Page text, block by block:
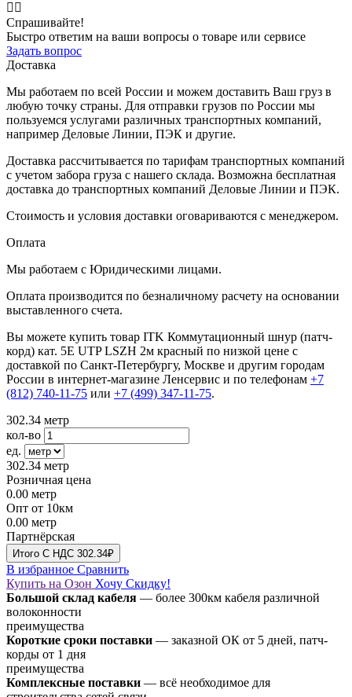
🙋‍♂️
Спрашивайте!
Быстро ответим на ваши вопросы о товаре или сервисе
Задать вопрос
Доставка
Мы работаем по всей России и можем доставить Ваш груз в
любую точку страны. Для отправки грузов по России мы
пользуемся услугами различных транспортных компаний,
например Деловые Линии, ПЭК и другие.
Доставка рассчитывается по тарифам транспортных компаний
с учетом забора груза с нашего склада. Возможна бесплатная
доставка до транспортных компаний Деловые Линии и ПЭК.
Стоимость и условия доставки оговариваются с менеджером.
Оплата
Мы работаем с Юридическими лицами.
Оплата производится по безналичному расчету на основании
выставленного счета.
Вы можете купить товар ITK Коммутационный шнур (патч-
корд) кат. 5Е UTP LSZH 2м красный по низкой цене с
доставкой по Санкт-Петербургу, Москве и другим городам
России в интернет-магазине Ленсервис и по телефонам +7
(812) 740-11-75 или +7 (499) 347-11-75.
302.34 метр
кол-во
ед.
302.34 метр
Розничная цена
0.00 метр
Опт от 10км
0.00 метр
Партнёрская
Итого C НДС 302.34₽
В избранное Сравнить
Купить на Озон Хочу Скидку!
Большой склад кабеля — более 300км кабеля различной
волоконности
преимущества
Короткие сроки поставки — заказной ОК от 5 дней, патч-
корды от 1 дня
преимущества
Комплексные поставки — всё необходимое для